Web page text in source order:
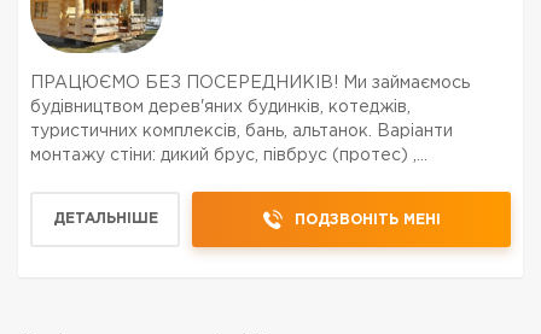
ПРАЦЮЄМО БЕЗ ПОСЕРЕДНИКІВ! Ми займаємось
будівництвом дерев'яних будинків, котеджів,
туристичних комплексів, бань, альтанок. Варіанти
монтажу стіни: дикий брус, півбрус (протес) ,
архітектора. Показали фото...
ДЕТАЛЬНІШЕ ПОДЗВОНІТЬ МЕНІ